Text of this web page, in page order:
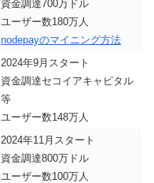
資金調達700万ドル
ユーザー数180万人
nodepayのマイニング方法
2024年9月スタート
資金調達セコイアキャピタル
等
ユーザー数148万人
2024年11月スタート
資金調達800万ドル
ユーザー数100万人